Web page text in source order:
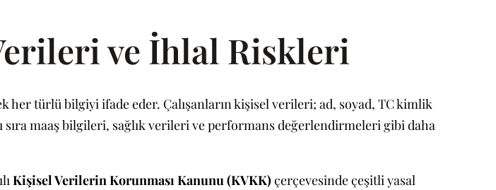
ve İhlal Riskleri
türlü bilgiyi ifade eder. Çalışanların kişisel verileri; ad, soyad, TC kimlik
sıra maaş bilgileri, sağlık verileri ve performans değerlendirmeleri gibi daha
Kişisel Verilerin Korunması Kanunu (KVKK) çerçevesinde çeşitli yasal